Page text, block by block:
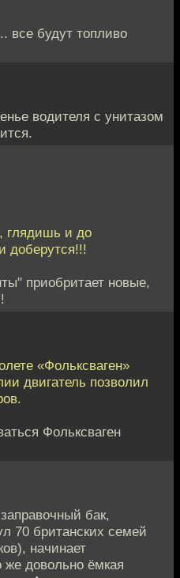
все будут топливо
водителя с унитазом
глядишь и до
доберутся!!!
приобритает новые,
«Фольксваген»
двигатель позволил
Фольксваген
бак,
70 британских семей
начинает
же довольно ёмкая